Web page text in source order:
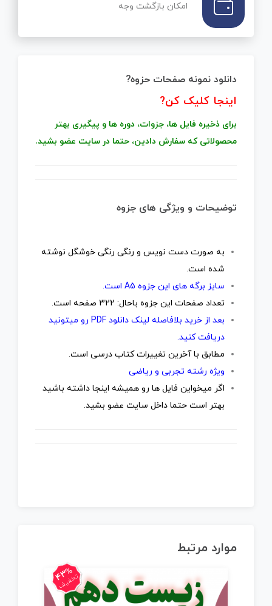
امکان بازگشت وجه
دانلود نمونه صفحات حزوه?
اینجا کلیک کن?
برای ذخیره فایل ها، جزوات، دوره ها و پیگیری بهتر
محصولاتی که سفارش دادین، حتما در سایت عضو بشید.
توضیحات و ویژگی های جزوه
به صورت دست نویس و رنگی رنگی خوشگل نوشته
شده است.
سایز برگه های این جزوه A5 است.
تعداد صفحات این جزوه باحال: 322 صفحه است.
بعد از خرید بلافاصله لینک دانلود PDF رو میتونید
دریافت کنید.
مطابق با آخرین تغییرات کتاب درسی است.
ویژه رشته تجربی و ریاضی
اگر میخواین فایل ها رو همیشه اینجا داشته باشید
بهتر است حتما داخل سایت عضو بشید.
موارد مرتبط
43%
تخفیف